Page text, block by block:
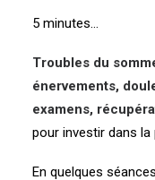
5 minutes…
Troubles du
énervements,
examens,
pour investir dans la
En quelques